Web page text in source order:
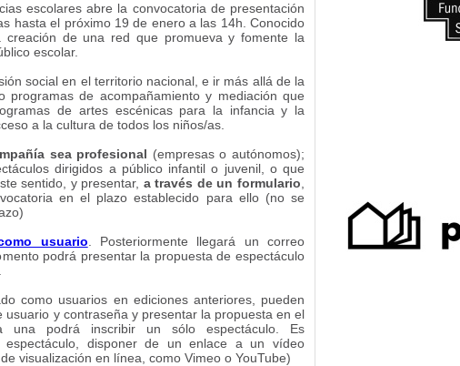
escolares abre la convocatoria de presentación
hasta el próximo 19 de enero a las 14h. Conocido
creación de una red que promueva y fomente la
escolar.
social en el territorio nacional, e ir más allá de la
programas de acompañamiento y mediación que
de artes escénicas para la infancia y la
a la cultura de todos los niños/as.
sea profesional (empresas o autónomos);
dirigidos a público infantil o juvenil, o que
sentido, y presentar, a través de un formulario
en el plazo establecido para ello (no se
usuario . Posteriormente llegará un correo
podrá presentar la propuesta de espectáculo
como usuarios en ediciones anteriores, pueden
y contraseña y presentar la propuesta en el
una podrá inscribir un sólo espectáculo. Es
espectáculo, disponer de un enlace a un vídeo
visualización en línea, como Vimeo o YouTube)